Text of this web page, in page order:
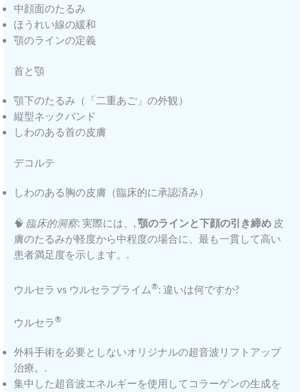
中顔面のたるみ
ほうれい線の緩和
顎のラインの定義
首と顎
顎下のたるみ（「二重あご」の外観）
縦型ネックバンド
しわのある首の皮膚
デコルテ
しわのある胸の皮膚（臨床的に承認済み）
🧠 臨床的洞察: 実際には、,顎のラインと下顔の引き締め 皮
膚のたるみが軽度から中程度の場合に、最も一貫して高い
患者満足度を示します。.
ウルセラ vs ウルセラプライム®: 違いは何ですか?
ウルセラ®
外科手術を必要としないオリジナルの超音波リフトアップ
治療。.
集中した超音波エネルギーを使用してコラーゲンの生成を